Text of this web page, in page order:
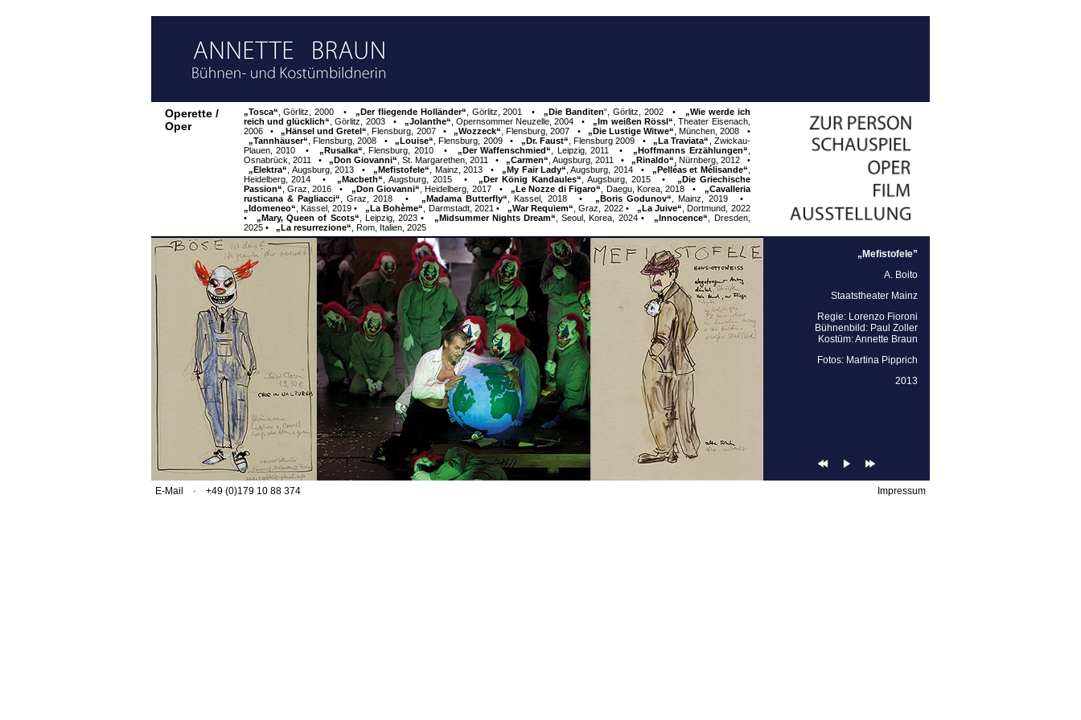
Operette /
Oper
„Tosca“ ,Görlitz, 2000 •„Der fliegende Holländer“ , Görlitz, 2001 •„Die Banditen“, Görlitz, 2002 • „Wie werde ich
reich und glücklich“ ,Görlitz, 2003 • „Jolanthe“ , Opernsommer Neuzelle, 2004 •„Im weißen Rössl“ , Theater Eisenach,
2006 •„Hänsel und Gretel“ ,Flensburg, 2007 •„Wozzeck“ ,Flensburg, 2007 • „Die Lustige Witwe“ ,München, 2008
•
„Tannhäuser“ ,Flensburg, 2008 •„Louise“ ,Flensburg, 2009 • „Dr. Faust“ ,Flensburg 2009 •„La Traviata“
Zwickau-
Plauen, 2010
•„Rusalka“ ,Flensburg, 2010 • „Der Waffenschmied“ Leipzig, 2011 •„Hoffmanns Erzählungen“
Osnabrück, 2011
• „Don Giovanni“ St. Margarethen, 2011 • „Carmen“ Augsburg, 2011 • „Rinaldo“ Nürnberg, 2012
•
„Elektra“ Augsburg, 2013 •„Mefistofele“ Mainz, 2013 •„My Fair Lady“ ,Augsburg, 2014 • „Pelléas et Mélisande“
Heidelberg, 2014
•„Macbeth“ ,Augsburg, 2015 •„Der König Kandaules“ Augsburg, 2015 • „Die Griechische
Passion“ Graz, 2016 • „Don Giovanni“ ,Heidelberg, 2017 •„Le Nozze di Figaro“ Daegu, Korea, 2018 • „Cavalleria
rusticana & Pagliacci“ ,Graz, 2018 • „Madama Butterfly“ ,Kassel, 2018 • „Boris Godunov“ ,Mainz, 2019
•
„Idomeneo“ Kassel, 2019•„La Bohème“ Darmstadt, 2021• „War Requiem“ ,Graz, 2022• „La Juive“ ,Dortmund, 2022
•„Mary, Queen of Scots“ Leipzig, 2023• „Midsummer Nights Dream“ ,Seoul, Korea, 2024 •„Innocence“
Dresden,
2025 • „La resurrezione“ Rom, Italien, 2025
„Mefistofele”
A. Boito
Staatstheater Mainz
Regie: Lorenzo Fioroni
Bühnenbild: Paul Zoller
Kostüm: Annette Braun
Fotos: Martina Pipprich
2013
E-Mail · +49 (0)179 10 88 374 Impressum